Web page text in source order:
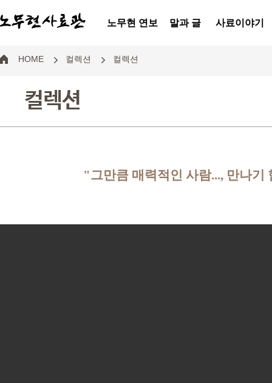
노무현 연보 말과 글 사료이야기
HOME 컬렉션 컬렉션
컬렉션
"그만큼 매력적인 사람..., 만나기